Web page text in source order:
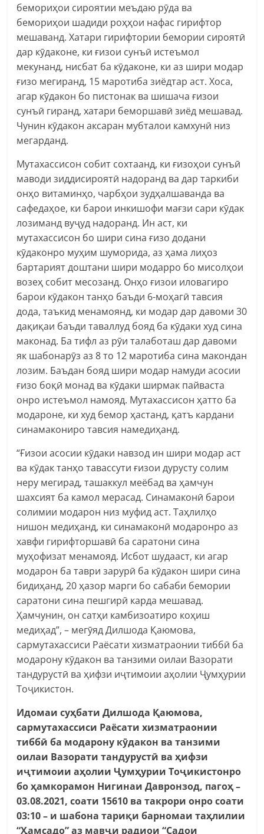
бемориҳои сироятии меъдаю рӯда ва
бемориҳои шадиди роҳҳои нафас гирифтор
мешаванд. Хатари гирифтории бемории сироятӣ
дар кӯдаконе, ки ғизои сунъӣ истеъмол
мекунанд, нисбат ба кӯдаконе, ки аз шири модар
ғизо мегиранд, 15 маротиба зиёдтар аст. Хоса,
агар кӯдакон бо пистонак ва шишача ғизои
сунъӣ гиранд, хатари беморшавӣ зиёд мешавад.
Чунин кӯдакон аксаран мубталои камхунӣ низ
мегарданд.
Мутахассисон собит сохтаанд, ки ғизоҳои сунъӣ
маводи зиддисироятӣ надоранд ва дар таркиби
онҳо витаминҳо, чарбҳои зудҳалшаванда ва
сафедаҳое, ки барои инкишофи мағзи сари кӯдак
лозиманд вуҷуд надоранд. Ин аст, ки
мутахассисон бо шири сина ғизо додани
кӯдаконро муҳим шуморида, аз ҳама лиҳоз
бартарият доштани шири модарро бо мисолҳои
возеҳ собит месозанд. Онҳо ғизои иловагиро
барои кӯдакон танҳо баъди 6-моҳагӣ тавсия
дода, таъкид менамоянд, ки модар дар давоми 30
дақиқаи баъди таваллуд бояд ба кӯдаки худ сина
маконад. Ба тифл аз рӯи талаботаш дар давоми
як шабонарӯз аз 8 то 12 маротиба сина макондан
лозим. Баъдан бояд шири модар намуди асосии
ғизо боқӣ монад ва кӯдаки ширмак пайваста
онро истеъмол намояд. Мутахассисон ҳатто ба
модароне, ки худ бемор ҳастанд, қатъ кардани
синамакониро тавсия намедиҳанд.
“Ғизои асосии кӯдаки навзод ин шири модар аст
ва кӯдак танҳо тавассути ғизои дурусту солим
неру мегирад, ташаккул меёбад ва ҳамчун
шахсият ба камол мерасад. Синамаконӣ барои
солимии модарон низ муфид аст. Таҳлилҳо
нишон медиҳанд, ки синамаконӣ модаронро аз
хавфи гирифторшавӣ ба саратони сина
муҳофизат менамояд. Исбот шудааст, ки агар
модарон ба таври зарурӣ ба кӯдакон шири сина
бидиҳанд, 20 ҳазор марги бо сабаби бемории
саратони сина пешгирӣ карда мешавад.
Ҳамчунин, он сатҳи камбизоатиро коҳиш
медиҳад”, – мегӯяд Дилшода Қаюмова,
сармутахассиси Раёсати хизматраонии тиббӣ ба
модарону кӯдакон ва танзими оилаи Вазорати
тандурустӣ ва ҳифзи иҷтимоии аҳолии Ҷумҳурии
Тоҷикистон.
Идомаи суҳбати Дилшода Қаюмова,
сармутахассиси Раёсати хизматраонии
тиббӣ ба модарону кӯдакон ва танзими
оилаи Вазорати тандурустӣ ва ҳифзи
иҷтимоии аҳолии Ҷумҳурии Тоҷикистонро
бо ҳамкорамон Нигинаи Давронзод, пагоҳ –
03.08.2021, соати 15610 ва такрори онро соати
03:10 – и шабона тариқи барномаи таҳлилии
“Ҳамсадо” аз мавҷи радиои “Садои